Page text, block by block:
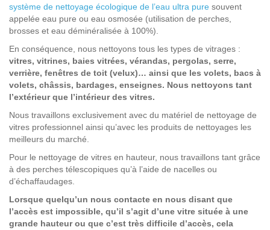
système de nettoyage écologique de l’eau ultra pure souvent
appelée eau pure ou eau osmosée (utilisation de perches,
brosses et eau déminéralisée à 100%).
En conséquence, nous nettoyons tous les types de vitrages :
vitres, vitrines, baies vitrées, vérandas, pergolas, serre,
verrière, fenêtres de toit (velux)… ainsi que les volets, bacs à
volets, châssis, bardages, enseignes. Nous nettoyons tant
l’extérieur que l’intérieur des vitres.
Nous travaillons exclusivement avec du matériel de nettoyage de
vitres professionnel ainsi qu’avec les produits de nettoyages les
meilleurs du marché.
Pour le nettoyage de vitres en hauteur, nous travaillons tant grâce
à des perches télescopiques qu’à l’aide de nacelles ou
d’échaffaudages.
Lorsque quelqu’un nous contacte en nous disant que
l’accès est impossible, qu’il s’agit d’une vitre située à une
grande hauteur ou que c’est très difficile d’accès, cela